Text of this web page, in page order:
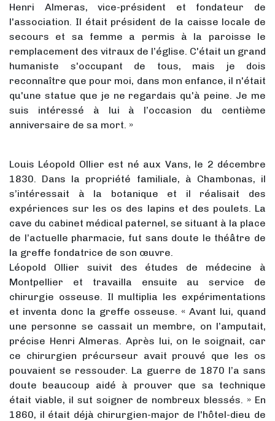
Henri Almeras, vice-président et fondateur de
l'association. Il était président de la caisse locale de
secours et sa femme a permis à la paroisse le
remplacement des vitraux de l’église. C'était un grand
humaniste s'occupant de tous, mais je dois
reconnaître que pour moi, dans mon enfance, il n'était
qu'une statue que je ne regardais qu'à peine. Je me
suis intéressé à lui à l’occasion du centième
anniversaire de sa mort. »
Louis Léopold Ollier est né aux Vans, le 2 décembre
1830. Dans la propriété familiale, à Chambonas, il
s’intéressait à la botanique et il réalisait des
expériences sur les os des lapins et des poulets. La
cave du cabinet médical paternel, se situant à la place
de l’actuelle pharmacie, fut sans doute le théâtre de
la greffe fondatrice de son œuvre.
Léopold Ollier suivit des études de médecine à
Montpellier et travailla ensuite au service de
chirurgie osseuse. Il multiplia les expérimentations
et inventa donc la greffe osseuse. « Avant lui, quand
une personne se cassait un membre, on l’amputait,
précise Henri Almeras. Après lui, on le soignait, car
ce chirurgien précurseur avait prouvé que les os
pouvaient se ressouder. La guerre de 1870 l’a sans
doute beaucoup aidé à prouver que sa technique
était viable, il sut soigner de nombreux blessés. » En
1860, il était déjà chirurgien-major de l'hôtel-dieu de